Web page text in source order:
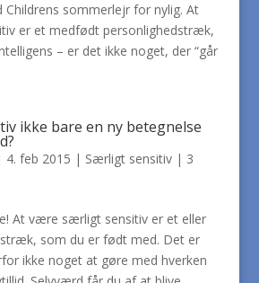
Childrens sommerlejr for nylig. At
er et medfødt personlighedstræk,
– er det ikke noget, der “går
ikke bare en ny betegnelse
4. feb 2015 | Særligt sensitiv| 3
At være særligt sensitiv er et eller
som du er født med. Det er
ikke noget at gøre med hverken